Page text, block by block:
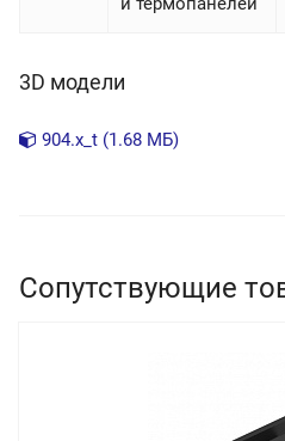
3D модели
904.x_t (1.68 МБ)
Сопутствующие